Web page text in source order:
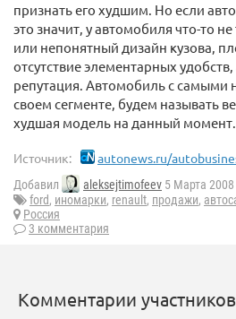
признать его худшим. Но если
это значит, у автомобиля что-то
или непонятный дизайн кузова,
отсутствие элементарных
репутация. Автомобиль с
своем сегменте, будем называть
худшая модель на данный момент.
Источник: autonews.ru/
Добавил aleksejtimofeev 5 Марта 2008
ford, иномарки, renault, продажи,
Россия
3 комментария
Комментарии